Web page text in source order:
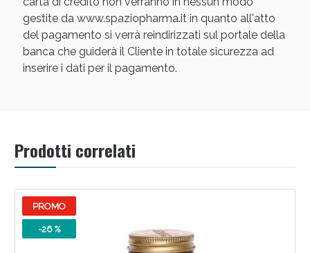
gestite da www.spaziopharma.it in quanto all'atto
del pagamento si verrà reindirizzati sul portale della
banca che guiderà il Cliente in totale sicurezza ad
inserire i dati per il pagamento.
Prodotti correlati
PROMO
-26 %